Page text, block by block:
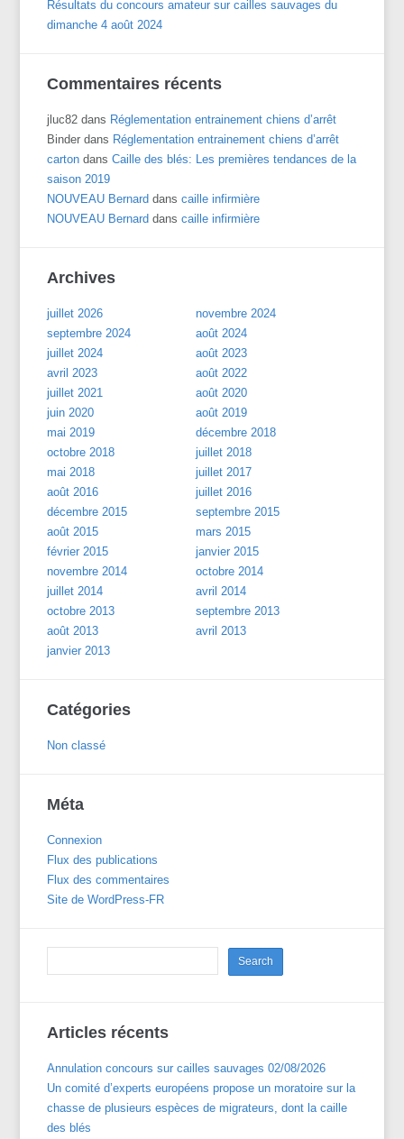
Résultats du concours amateur sur cailles sauvages du
dimanche 4 août 2024
Commentaires récents
jluc82 dans Réglementation entrainement chiens d’arrêt
Binder dans Réglementation entrainement chiens d’arrêt
carton dansCaille des blés: Les premières tendances de la
saison 2019
NOUVEAU Bernard danscaille infirmière
NOUVEAU Bernard danscaille infirmière
Archives
juillet 2026
novembre 2024
septembre 2024
août 2024
juillet 2024
août 2023
avril 2023
août 2022
juillet 2021
août 2020
juin 2020
août 2019
mai 2019
décembre 2018
octobre 2018
juillet 2018
mai 2018
juillet 2017
août 2016
juillet 2016
décembre 2015
septembre 2015
août 2015
mars 2015
février 2015
janvier 2015
novembre 2014
octobre 2014
juillet 2014
avril 2014
octobre 2013
septembre 2013
août 2013
avril 2013
janvier 2013
Catégories
Non classé
Méta
Connexion
Flux des publications
Flux des commentaires
Site de WordPress-FR
Articles récents
Annulation concours sur cailles sauvages 02/08/2026
Un comité d’experts européens propose un moratoire sur la
chasse de plusieurs espèces de migrateurs, dont la caille
des blés